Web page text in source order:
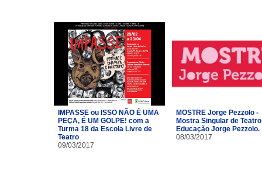
IMPASSE ou ISSO NÃO É UMA
PEÇA, É UM GOLPE! com a
Turma 18 da Escola Livre de
Teatro​
09/03/2017
MOSTRE Jorge Pezzolo -
Mostra Singular de Teatro
Educação Jorge Pezzolo.
08/03/2017